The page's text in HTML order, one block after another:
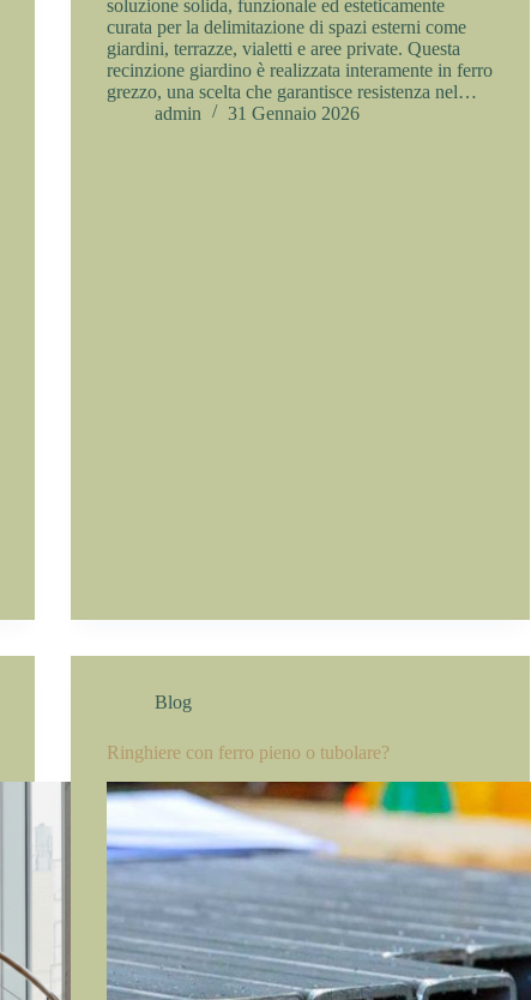
soluzione solida, funzionale ed esteticamente
curata per la delimitazione di spazi esterni come
giardini, terrazze, vialetti e aree private. Questa
recinzione giardino è realizzata interamente in ferro
grezzo, una scelta che garantisce resistenza nel…
admin
31 Gennaio 2026
Blog
Ringhiere con ferro pieno o tubolare?